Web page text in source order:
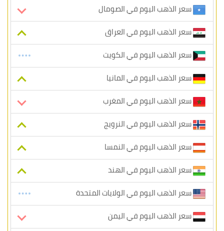
سعر الذهب اليوم في الصومال
سعر الذهب اليوم في العراق
سعر الذهب اليوم في الكويت
سعر الذهب اليوم في المانيا
سعر الذهب اليوم في المغرب
سعر الذهب اليوم في النرويج
سعر الذهب اليوم في النمسا
سعر الذهب اليوم في الهند
سعر الذهب اليوم في الولايات المتحدة
سعر الذهب اليوم في اليمن